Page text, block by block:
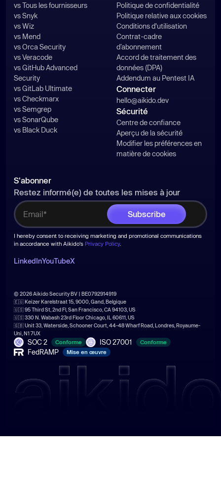
vs Tous les fournisseurs
vs Snyk
vs Wiz
vs Mend
vs Orca Security
vs Veracode
vs GitHub Advanced
Security
vs GitLab Ultimate
vs Checkmarx
vs Semgrep
vs SonarQube
vs Black Duck
Politique de confidentialité
Politique relative aux cookies
Conditions d'utilisation
Contrat-cadre
d’abonnement
Accord de traitement des
données (DPA)
Addendum au Pentest IA
Connecter
hello@aikido.dev
Sécurité
Centre de confiance
Aperçu de la sécurité
Modifier les préférences en
matière de cookies
S'abonner
Restez informé(e) de toutes les mises à jour
I hereby consent to receiving marketing and promotional communications
in accordance with Aikido's Privacy Policy.
LinkedInYouTubeX
© 2026 Aikido Security BV | BE0792914919
🇪🇺 Keizer Karelstraat 15, 9000, Gand, Belgique
🇺🇸 95 Third St, 2nd Fl, San Francisco, CA 94103, US
🇺🇸 330 N. Wabash 23rd Floor Chicago, IL 60611, US
🇬🇧 Unit 33, Waterside, Schooner Court, 44-48 Wharf Road, Londres, Royaume-
Uni, N1 7UX
SOC 2 Conforme ISO 27001 Conforme
FedRAMP Mise en œuvre